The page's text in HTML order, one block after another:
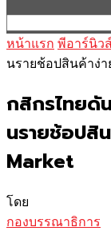
หน้าแรก พีอาร์นิว
นรายช้อปสินค้าง่า
กสิกรไทยดั
นรายช้อปสิ
Market
โดย
กองบรรณาธิการ